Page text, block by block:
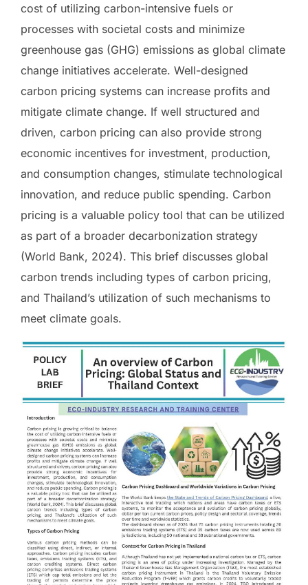
cost of utilizing carbon-intensive fuels or
processes with societal costs and minimize
greenhouse gas (GHG) emissions as global climate
change initiatives accelerate. Well-designed
carbon pricing systems can increase profits and
mitigate climate change. If well structured and
driven, carbon pricing can also provide strong
economic incentives for investment, production,
and consumption changes, stimulate technological
innovation, and reduce public spending. Carbon
pricing is a valuable policy tool that can be utilized
as part of a broader decarbonization strategy
(World Bank, 2024). This brief discusses global
carbon trends including types of carbon pricing,
and Thailand’s utilization of such mechanisms to
meet climate goals.